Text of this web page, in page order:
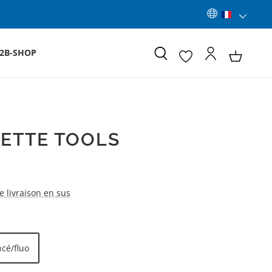
SHOP
TOOLS
livraison en sus
fluo